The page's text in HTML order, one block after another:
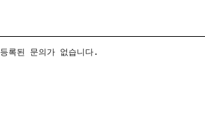
등록된 문의가 없습니다.